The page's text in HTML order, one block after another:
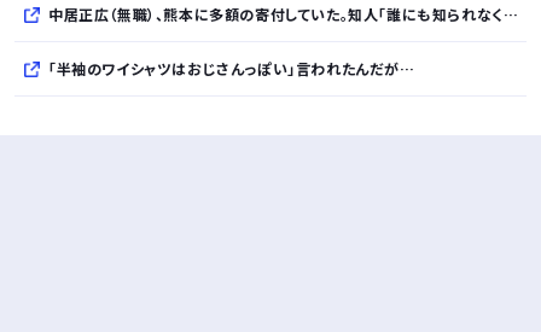
中居正広（無職）、熊本に多額の寄付していた。知人「誰にも知られなくてもいい、と公表してない」
「半袖のワイシャツはおじさんっぽい」言われたんだが…